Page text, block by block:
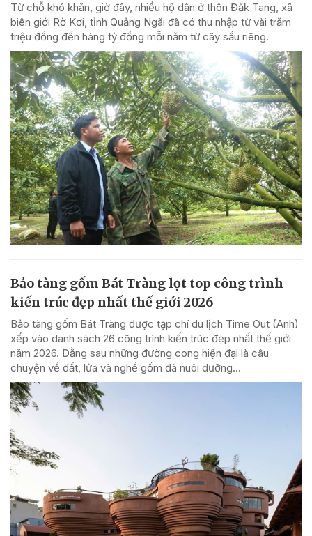
Từ chỗ khó khăn, giờ đây, nhiều hộ dân ở thôn Đăk Tang, xã
biên giới Rờ Kơi, tỉnh Quảng Ngãi đã có thu nhập từ vài trăm
triệu đồng đến hàng tỷ đồng mỗi năm từ cây sầu riêng.
Bảo tàng gốm Bát Tràng lọt top công trình
kiến trúc đẹp nhất thế giới 2026
Bảo tàng gốm Bát Tràng được tạp chí du lịch Time Out (Anh)
xếp vào danh sách 26 công trình kiến trúc đẹp nhất thế giới
năm 2026. Đằng sau những đường cong hiện đại là câu
chuyện về đất, lửa và nghề gốm đã nuôi dưỡng...